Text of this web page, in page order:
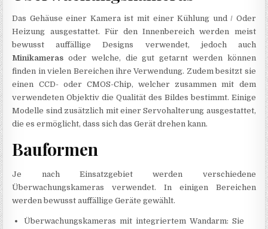
Das Gehäuse einer Kamera ist mit einer Kühlung und / Oder
Heizung ausgestattet. Für den Innenbereich werden meist
bewusst auffällige Designs verwendet, jedoch auch
Minikameras oder welche, die gut getarnt werden können
finden in vielen Bereichen ihre Verwendung. Zudem besitzt sie
einen CCD- oder CMOS-Chip, welcher zusammen mit dem
verwendeten Objektiv die Qualität des Bildes bestimmt. Einige
Modelle sind zusätzlich mit einer Servohalterung ausgestattet,
die es ermöglicht, dass sich das Gerät drehen kann.
Bauformen
Je nach Einsatzgebiet werden verschiedene
Überwachungskameras verwendet. In einigen Bereichen
werden bewusst auffällige Geräte gewählt.
Überwachungskameras mit integriertem Wandarm: Sie